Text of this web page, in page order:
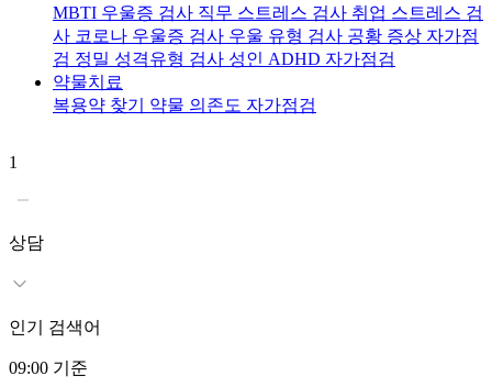
MBTI 우울증 검사 직무 스트레스 검사 취업 스트레스 검
사 코로나 우울증 검사 우울 유형 검사 공황 증상 자가점
검 정밀 성격유형 검사 성인 ADHD 자가점검
약물치료
복용약 찾기 약물 의존도 자가점검
1
상담
인기 검색어
09:00 기준